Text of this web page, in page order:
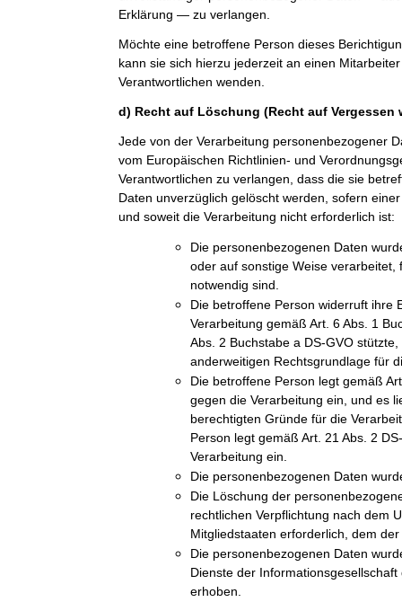
Erklärung — zu verlangen.
Möchte eine betroffene Person dieses
kann sie sich hierzu jederzeit an einen
Verantwortlichen wenden.
d) Recht auf Löschung (Recht auf Vergessen
Jede von der Verarbeitung personenbezogener
vom Europäischen Richtlinien- und
Verantwortlichen zu verlangen, dass die sie
Daten unverzüglich gelöscht werden, sofern
und soweit die Verarbeitung nicht erforderlich ist:
Die personenbezogenen Daten
oder auf sonstige Weise verarbeitet,
notwendig sind.
Die betroffene Person widerruft ihre
Verarbeitung gemäß Art. 6 Abs. 1
Abs. 2 Buchstabe a DS-GVO
anderweitigen Rechtsgrundlage für
Die betroffene Person legt gemäß
gegen die Verarbeitung ein, und es
berechtigten Gründe für die
Person legt gemäß Art. 21 Abs. 2
Verarbeitung ein.
Die personenbezogenen Daten
Die Löschung der
rechtlichen Verpflichtung nach dem
Mitgliedstaaten erforderlich, dem
Die personenbezogenen Daten
Dienste der
erhoben.